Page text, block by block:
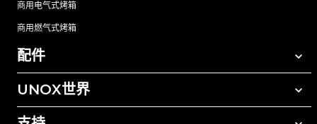
商用电气式烤箱
商用燃气式烤箱
配件
所有配件
UNOX世界